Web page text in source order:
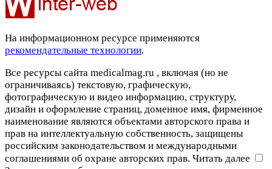
На информационном ресурсе применяются
рекомендательные технологии.
Все ресурсы сайта medicalmag.ru , включая (но не
ограничиваясь) текстовую, графическую,
фотографическую и видео информацию, структуру,
дизайн и оформление страниц, доменное имя, фирменное
наименование являются объектами авторского права и
прав на интеллектуальную собственность, защищены
российским законодательством и международными
соглашениями об охране авторских прав. Читать далее